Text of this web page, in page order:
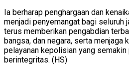
Ia berharap penghargaan dan
menjadi penyemangat bagi seluruh
terus memberikan pengabdian
bangsa, dan negara, serta menjaga
pelayanan kepolisian yang
berintegritas. (HS)